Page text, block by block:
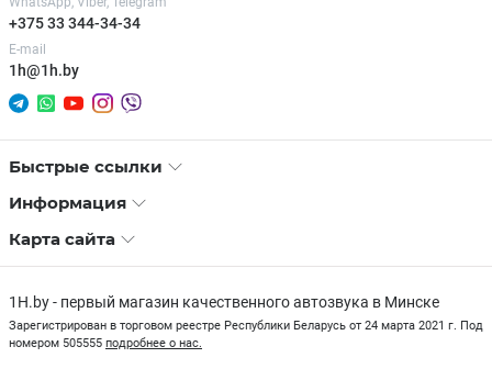
+375 33 344-34-34
E-mail
1h@1h.by
Быстрые ссылки
Информация
Карта сайта
1H.by - первый магазин качественного автозвука в Минске
Зарегистрирован в торговом реестре Республики Беларусь от 24 марта 2021 г. Под
номером 505555 подробнее о нас.